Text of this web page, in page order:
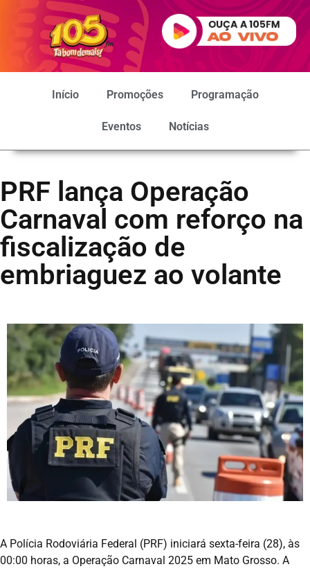
Início Promoções Programação
Eventos Notícias
PRF lança Operação
Carnaval com reforço na
fiscalização de
embriaguez ao volante
A Polícia Rodoviária Federal (PRF) iniciará sexta-feira (28), às
00:00 horas, a Operação Carnaval 2025 em Mato Grosso. A